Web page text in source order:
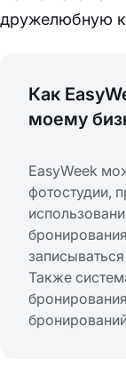
дружелюбную
Как
моему
EasyWeek
фотостудии,
Также